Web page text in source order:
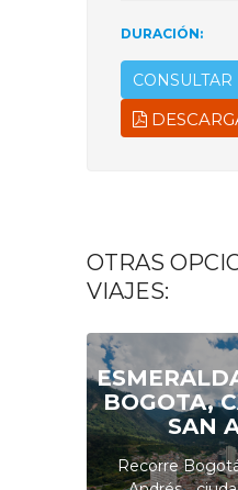
DURACIÓN:
CONSULTAR
OTRAS
VIAJES:
BOGOTA,
SAN
Recorre